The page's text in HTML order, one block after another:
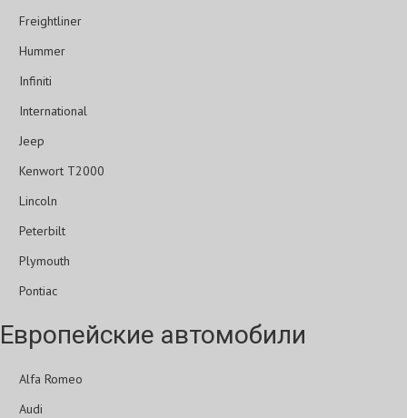
Freightliner
Hummer
Infiniti
International
Jeep
Kenwort T2000
Lincoln
Peterbilt
Plymouth
Pontiac
Европейские автомобили
Alfa Romeo
Audi